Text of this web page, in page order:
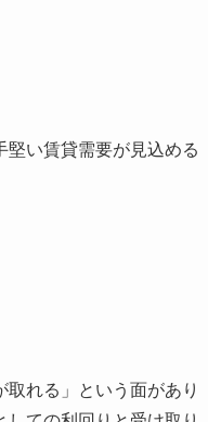
堅い賃貸需要が見込める
れる」という面があり